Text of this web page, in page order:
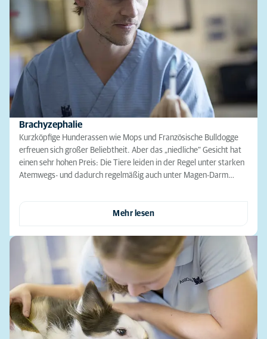
Brachyzephalie
Kurzköpfige Hunderassen wie Mops und Französische Bulldogge
erfreuen sich großer Beliebtheit. Aber das „niedliche“ Gesicht hat
einen sehr hohen Preis: Die Tiere leiden in der Regel unter starken
Atemwegs- und dadurch regelmäßig auch unter Magen-Darm…
Mehr lesen